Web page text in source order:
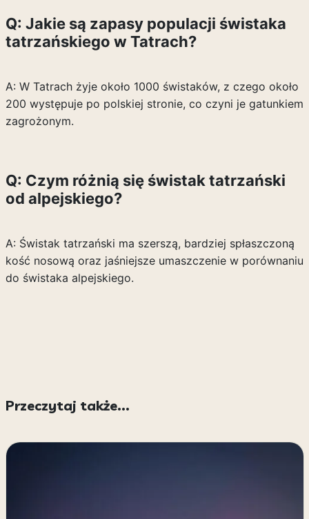
Q: Jakie są zapasy populacji świstaka
tatrzańskiego w Tatrach?
A: W Tatrach żyje około 1000 świstaków, z czego około
200 występuje po polskiej stronie, co czyni je gatunkiem
zagrożonym.
Q: Czym różnią się świstak tatrzański
od alpejskiego?
A: Świstak tatrzański ma szerszą, bardziej spłaszczoną
kość nosową oraz jaśniejsze umaszczenie w porównaniu
do świstaka alpejskiego.
Przeczytaj także...